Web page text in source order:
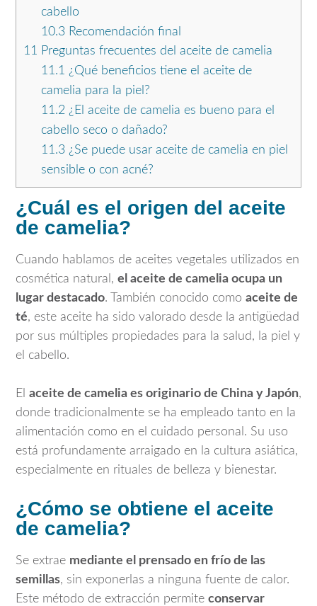
cabello
10.3Recomendación final
11 Preguntas frecuentes del aceite de camelia
11.1 ¿Qué beneficios tiene el aceite de
camelia para la piel?
11.2¿El aceite de camelia es bueno para el
cabello seco o dañado?
11.3¿Se puede usar aceite de camelia en piel
sensible o con acné?
¿Cuál es el origen del aceite
de camelia?
Cuando hablamos de aceites vegetales utilizados en
cosmética natural, el aceite de camelia ocupa un
lugar destacado. También conocido como aceite de
té, este aceite ha sido valorado desde la antigüedad
por sus múltiples propiedades para la salud, la piel y
el cabello.
El aceite de camelia es originario de China y Japón,
donde tradicionalmente se ha empleado tanto en la
alimentación como en el cuidado personal. Su uso
está profundamente arraigado en la cultura asiática,
especialmente en rituales de belleza y bienestar.
¿Cómo se obtiene el aceite
de camelia?
Se extrae mediante el prensado en frío de las
semillas, sin exponerlas a ninguna fuente de calor.
Este método de extracción permite conservar